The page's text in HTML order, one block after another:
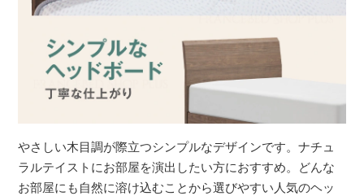
やさしい木目調が際立つシンプルなデザインです。ナチュ
ラルテイストにお部屋を演出したい方におすすめ。どんな
お部屋にも自然に溶け込むことから選びやすい人気のヘッ